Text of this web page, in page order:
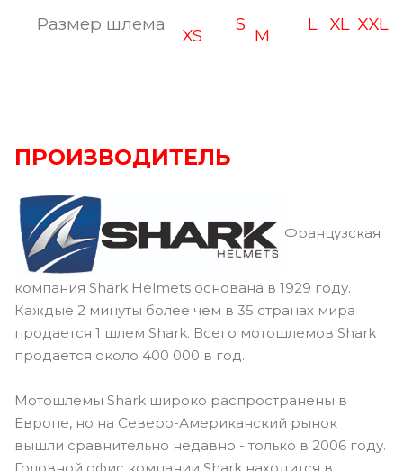
Размер шлема
XS
S
M
L XL XXL
ПРОИЗВОДИТЕЛЬ
Французская
компания Shark Helmets основана в 1929 году.
Каждые 2 минуты более чем в 35 странах мира
продается 1 шлем Shark. Всего мотошлемов Shark
продается около 400 000 в год.
Мотошлемы Shark широко распространены в
Европе, но на Северо-Американский рынок
вышли сравнительно недавно - только в 2006 году.